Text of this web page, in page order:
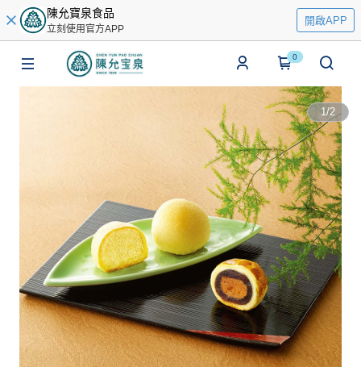
陳允寶泉食品
立刻使用官方APP
開啟APP
0
1/2